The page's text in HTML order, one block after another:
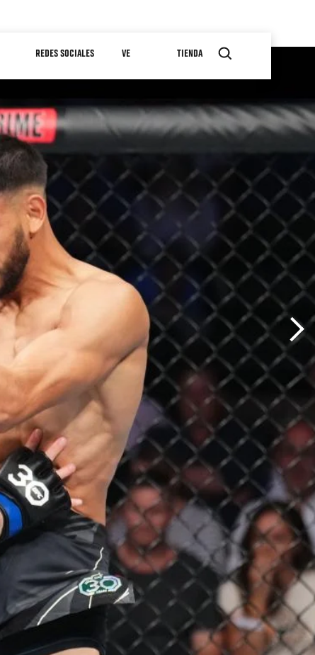
REDES SOCIALES VE TIENDA